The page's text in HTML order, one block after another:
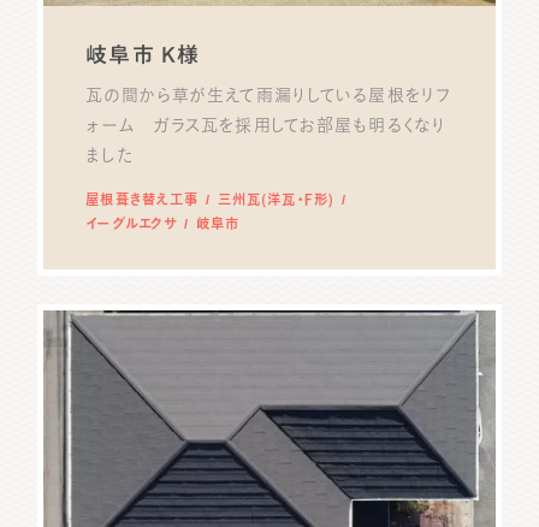
岐阜市 K様
瓦の間から草が生えて雨漏りしている屋根をリフ
ォーム ガラス瓦を採用してお部屋も明るくなり
ました
屋根葺き替え工事
三州瓦(洋瓦・F形)
イーグルエクサ
岐阜市